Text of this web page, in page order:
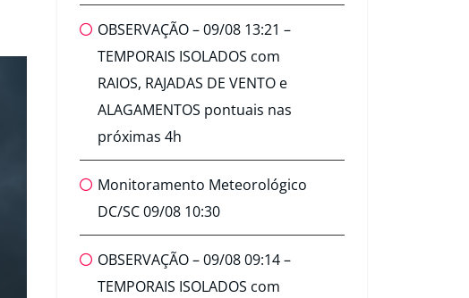
OBSERVAÇÃO – 09/08 13:21 –
TEMPORAIS ISOLADOS com
RAIOS, RAJADAS DE VENTO e
ALAGAMENTOS pontuais nas
próximas 4h
Monitoramento Meteorológico
DC/SC 09/08 10:30
OBSERVAÇÃO – 09/08 09:14 –
TEMPORAIS ISOLADOS com